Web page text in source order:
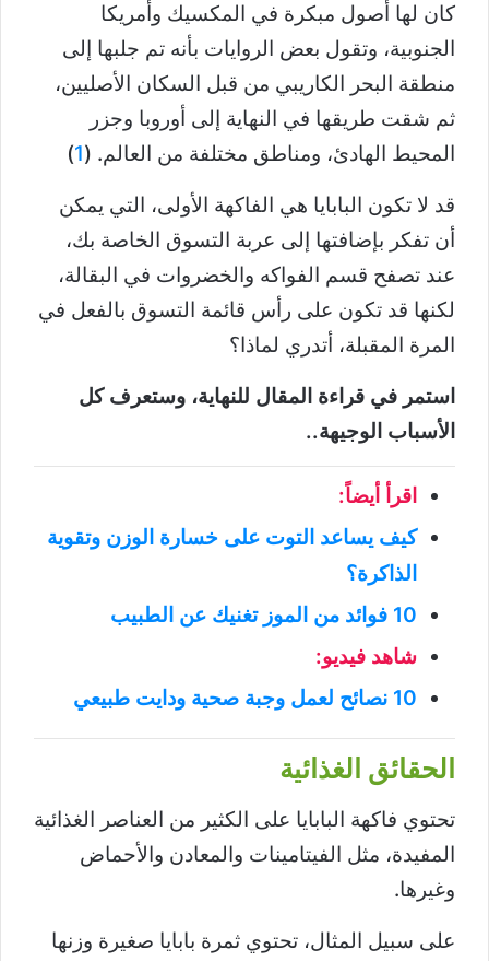
كان لها أصول مبكرة في المكسيك وأمريكا
الجنوبية، وتقول بعض الروايات بأنه تم جلبها إلى
منطقة البحر الكاريبي من قبل السكان الأصليين،
ثم شقت طريقها في النهاية إلى أوروبا وجزر
المحيط الهادئ، ومناطق مختلفة من العالم. (1
)
قد لا تكون البابايا هي الفاكهة الأولى، التي يمكن
أن تفكر بإضافتها إلى عربة التسوق الخاصة بك،
عند تصفح قسم الفواكه والخضروات في البقالة،
لكنها قد تكون على رأس قائمة التسوق بالفعل في
المرة المقبلة، أتدري لماذا؟
استمر في قراءة المقال للنهاية، وستعرف كل
الأسباب الوجيهة..
اقرأ أيضاً:
كيف يساعد التوت على خسارة الوزن وتقوية
الذاكرة؟
10 فوائد من الموز تغنيك عن الطبيب
شاهد فيديو:
10 نصائح لعمل وجبة صحية ودايت طبيعي
الحقائق الغذائية
تحتوي فاكهة البابايا على الكثير من العناصر الغذائية
المفيدة، مثل الفيتامينات والمعادن والأحماض
وغيرها.
على سبيل المثال، تحتوي ثمرة بابايا صغيرة وزنها